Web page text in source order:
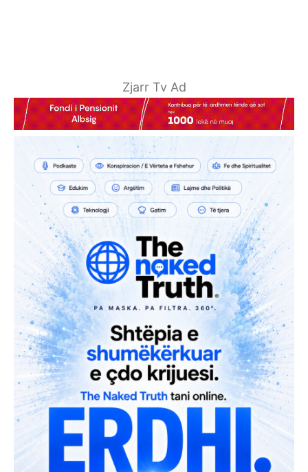
Zjarr Tv Ad